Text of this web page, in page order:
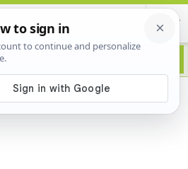
Advertisement